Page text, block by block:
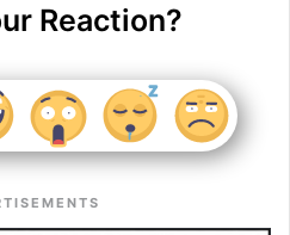
Reaction?